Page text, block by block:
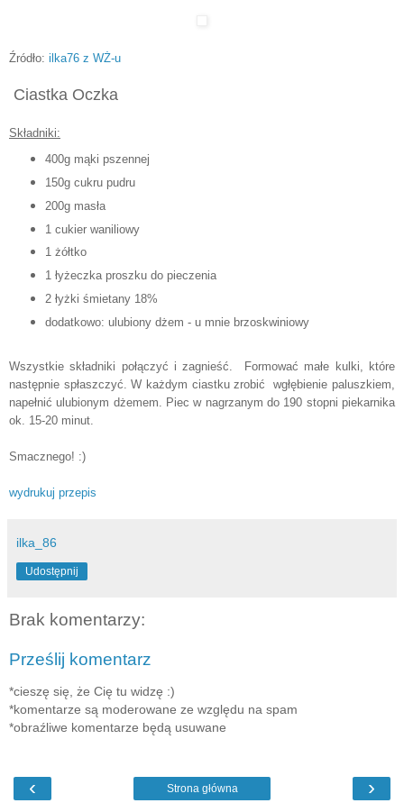
Źródło: ilka76 z WŻ-u
Ciastka Oczka
Składniki:
400g mąki pszennej
150g cukru pudru
200g masła
1 cukier waniliowy
1 żółtko
1 łyżeczka proszku do pieczenia
2 łyżki śmietany 18%
dodatkowo: ulubiony dżem - u mnie brzoskwiniowy
Wszystkie składniki połączyć i zagnieść. Formować małe kulki, które
następnie spłaszczyć. W każdym ciastkuzrobić wgłębienie paluszkiem,
napełnić ulubionym dżemem. Piec w nagrzanym do 190 stopni piekarnika
ok. 15-20 minut.
Smacznego! :)
wydrukuj przepis
ilka_86
Udostępnij
Brak komentarzy:
Prześlij komentarz
*cieszę się, że Cię tu widzę :)
*komentarze są moderowane ze względu na spam
*obraźliwe komentarze będą usuwane
‹ ›
Strona główna